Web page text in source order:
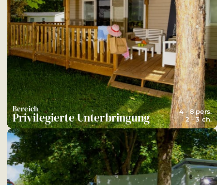
Bereich
Privilegierte Unterbringung
4 - 8 pers.
2 - 3 ch.